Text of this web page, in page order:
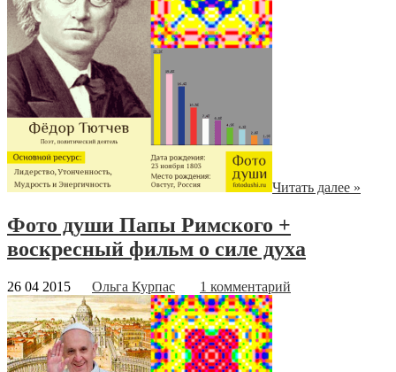
Читать далее »
Фото души Папы Римского +
воскресный фильм о силе духа
26 04 2015 Ольга Курпас 1 комментарий